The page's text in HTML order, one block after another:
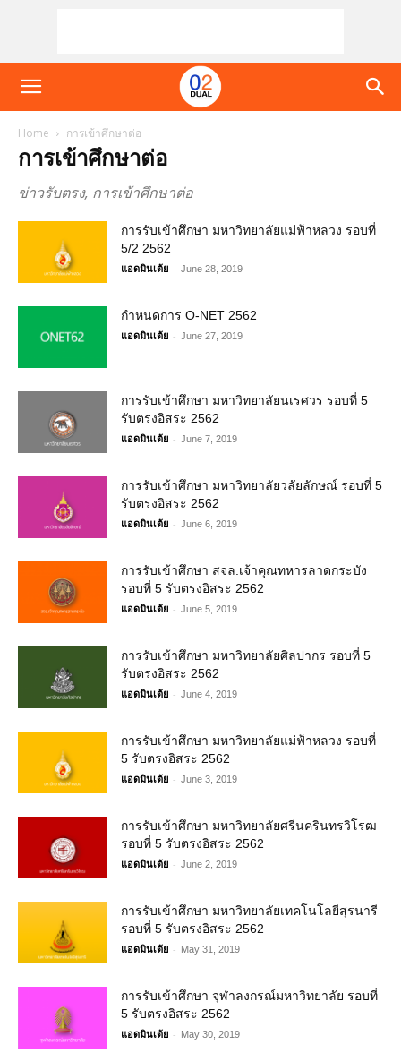
Home การเข้าศึกษาต่อ
การเข้าศึกษาต่อ
ข่าวรับตรง, การเข้าศึกษาต่อ
การรับเข้าศึกษา มหาวิทยาลัยแม่ฟ้าหลวง รอบที่
5/2 2562
แอดมินเต้ย - June 28, 2019
กำหนดการ O-NET 2562
แอดมินเต้ย - June 27, 2019
การรับเข้าศึกษา มหาวิทยาลัยนเรศวร รอบที่ 5
รับตรงอิสระ 2562
แอดมินเต้ย - June 7, 2019
การรับเข้าศึกษา มหาวิทยาลัยวลัยลักษณ์ รอบที่ 5
รับตรงอิสระ 2562
แอดมินเต้ย - June 6, 2019
การรับเข้าศึกษา สจล.เจ้าคุณทหารลาดกระบัง
รอบที่ 5 รับตรงอิสระ 2562
แอดมินเต้ย - June 5, 2019
การรับเข้าศึกษา มหาวิทยาลัยศิลปากร รอบที่ 5
รับตรงอิสระ 2562
แอดมินเต้ย - June 4, 2019
การรับเข้าศึกษา มหาวิทยาลัยแม่ฟ้าหลวง รอบที่
5 รับตรงอิสระ 2562
แอดมินเต้ย - June 3, 2019
การรับเข้าศึกษา มหาวิทยาลัยศรีนครินทรวิโรฒ
รอบที่ 5 รับตรงอิสระ 2562
แอดมินเต้ย - June 2, 2019
การรับเข้าศึกษา มหาวิทยาลัยเทคโนโลยีสุรนารี
รอบที่ 5 รับตรงอิสระ 2562
แอดมินเต้ย - May 31, 2019
การรับเข้าศึกษา จุฬาลงกรณ์มหาวิทยาลัย รอบที่
5 รับตรงอิสระ 2562
แอดมินเต้ย - May 30, 2019